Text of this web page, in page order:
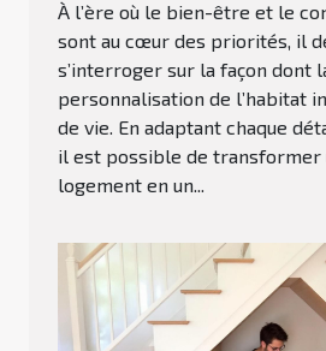
À l’ère où le bien-être et le
sont au cœur des priorités, il
s’interroger sur la façon dont
personnalisation de l’habitat
de vie. En adaptant chaque
il est possible de transformer
logement en un...